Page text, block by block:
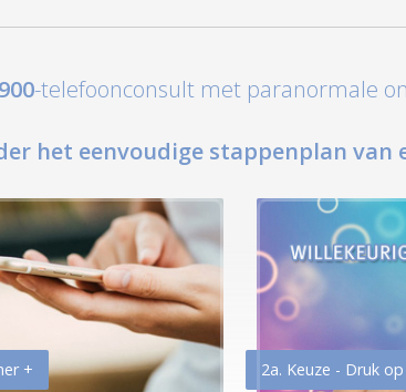
-telefoonconsult met paranormale
het eenvoudige stappenplan
+ 2a. Keuze - Druk